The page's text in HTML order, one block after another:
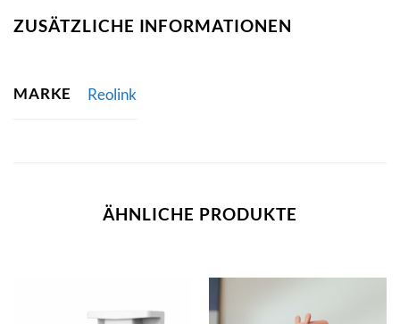
ZUSÄTZLICHE INFORMATIONEN
MARKE Reolink
ÄHNLICHE PRODUKTE